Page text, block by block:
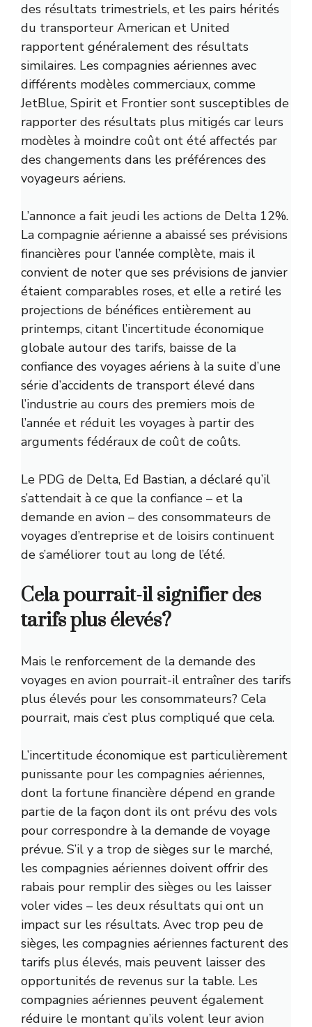
des résultats trimestriels, et les pairs hérités
du transporteur American et United
rapportent généralement des résultats
similaires. Les compagnies aériennes avec
différents modèles commerciaux, comme
JetBlue, Spirit et Frontier sont susceptibles de
rapporter des résultats plus mitigés car leurs
modèles à moindre coût ont été affectés par
des changements dans les préférences des
voyageurs aériens.
L’annonce a fait jeudi les actions de Delta 12%.
La compagnie aérienne a abaissé ses prévisions
financières pour l’année complète, mais il
convient de noter que ses prévisions de janvier
étaient comparables roses, et elle a retiré les
projections de bénéfices entièrement au
printemps, citant l’incertitude économique
globale autour des tarifs, baisse de la
confiance des voyages aériens à la suite d’une
série d’accidents de transport élevé dans
l’industrie au cours des premiers mois de
l’année et réduit les voyages à partir des
arguments fédéraux de coût de coûts.
Le PDG de Delta, Ed Bastian, a déclaré qu’il
s’attendait à ce que la confiance – et la
demande en avion – des consommateurs de
voyages d’entreprise et de loisirs continuent
de s’améliorer tout au long de l’été.
Cela pourrait-il signifier des
tarifs plus élevés?
Mais le renforcement de la demande des
voyages en avion pourrait-il entraîner des tarifs
plus élevés pour les consommateurs? Cela
pourrait, mais c’est plus compliqué que cela.
L’incertitude économique est particulièrement
punissante pour les compagnies aériennes,
dont la fortune financière dépend en grande
partie de la façon dont ils ont prévu des vols
pour correspondre à la demande de voyage
prévue. S’il y a trop de sièges sur le marché,
les compagnies aériennes doivent offrir des
rabais pour remplir des sièges ou les laisser
voler vides – les deux résultats qui ont un
impact sur les résultats. Avec trop peu de
sièges, les compagnies aériennes facturent des
tarifs plus élevés, mais peuvent laisser des
opportunités de revenus sur la table. Les
compagnies aériennes peuvent également
réduire le montant qu’ils volent leur avion